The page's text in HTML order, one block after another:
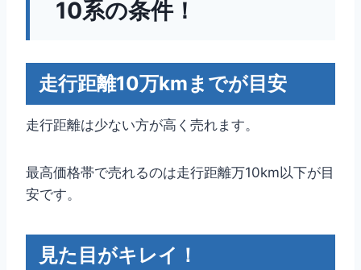
10系の条件！
走行距離10万kmまでが目安
走行距離は少ない方が高く売れます。
最高価格帯で売れるのは走行距離万10km以下が目
安です。
見た目がキレイ！